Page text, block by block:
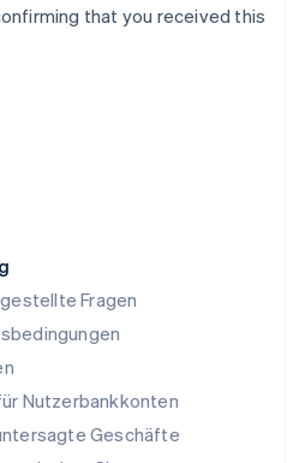
Fragen
Nutzerbankkonten
Geschäfte
that you received this